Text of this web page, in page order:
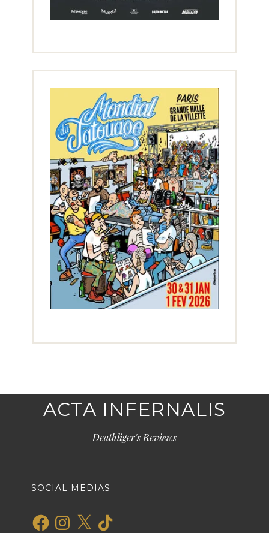
ACTA INFERNALIS
Deathliger's Reviews
SOCIAL MEDIAS
FacebookInstagram
X TikTok